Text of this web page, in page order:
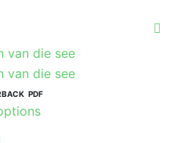
PDF
This